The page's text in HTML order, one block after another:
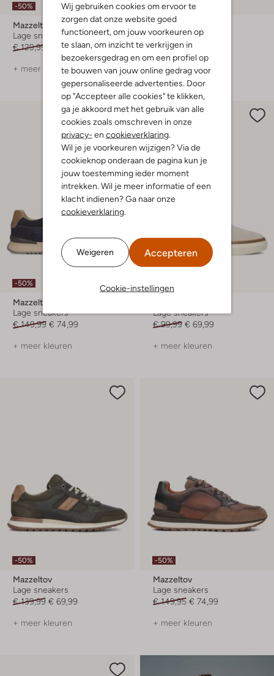
Wij gebruiken cookies om ervoor te
zorgen dat onze website goed
functioneert, om jouw voorkeuren op
te slaan, om inzicht te verkrijgen in
bezoekersgedrag en om een profiel op
te bouwen van jouw online gedrag voor
gepersonaliseerde advertenties. Door
op "Accepteer alle cookies" te klikken,
ga je akkoord met het gebruik van alle
cookies zoals omschreven in onze
privacy- en cookieverklaring
Wil je je voorkeuren wijzigen? Via de
cookieknop onderaan de pagina kun je
jouw toestemming ieder moment
intrekken. Wil je meer informatie of een
klacht indienen? Ga naar onze
cookieverklaring
Weigeren Accepteren
Cookie-instellingen
-50%
Mazzeltov
Lage sneakers
€ 129,99
€ 64,99
+ meer kleuren
-50%
Mazzeltov
Lage sneakers
€ 149,99 € 74,99
+ meer kleuren
-50%
Mazzeltov
Lage sneakers
€ 149,99 € 74,99
+ meer kleuren
Lage sneakers
€ 99,99 € 69,99
+ meer kleuren
-50%
Mazzeltov
Lage sneakers
€ 139,99 € 69,99
+ meer kleuren
-50%
Mazzeltov
Lage sneakers
€ 149,95 € 74,99
+ meer kleuren